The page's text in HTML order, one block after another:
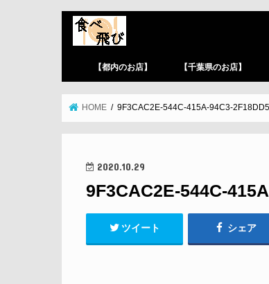
【都内のお店】 【千葉県のお店】
HOME 9F3CAC2E-544C-415A-94C3-
2020.10.29
9F3CAC2E-544C-
ツイート シェア